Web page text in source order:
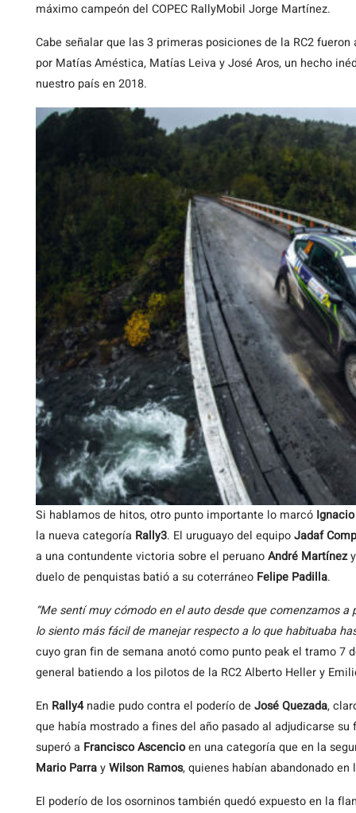
máximo campeón del COPEC RallyMobil Jorge Martínez.
Cabe señalar que las 3 primeras posiciones de la RC2
por Matías Améstica, Matías Leiva y José Aros, un hecho
nuestro país en 2018.
Si hablamos de hitos, otro punto importante lo marcó
la nueva categoría Rally3. El uruguayo del equipoJadaf
a una contundente victoria sobre el peruanoAndré Martínez
duelo de penquistas batió a su coterráneo Felipe Padilla.
“Me sentí muy cómodo en el auto desde que comenzamos
lo siento más fácil de manejar respecto a lo que habituaba
cuyo gran fin de semana anotó como punto peak el tramo 7
general batiendo a los pilotos de la RC2 Alberto Heller y
En Rally4nadie pudo contra el poderío de José Quezada,
que había mostrado a fines del año pasado al adjudicarse
superó a Francisco Ascencioen una categoría que en la
Mario ParrayWilson Ramos, quienes habían abandonado
El poderío de los osorninos también quedó expuesto en la